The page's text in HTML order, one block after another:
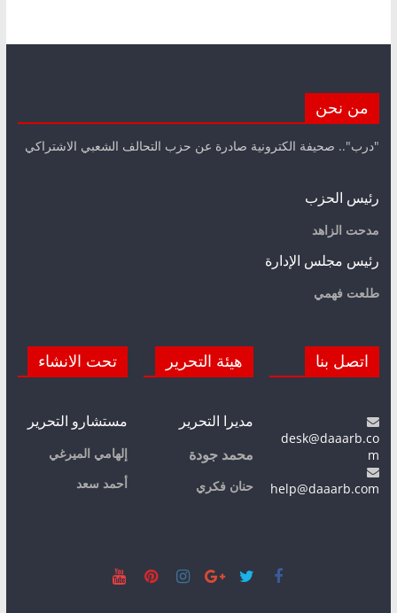
من نحن
"درب".. صحيفة الكترونية صادرة عن حزب التحالف الشعبي الاشتراكي
رئيس الحزب
مدحت الزاهد
رئيس مجلس الإدارة
طلعت فهمي
اتصل بنا
desk@daaarb.co
m
help@daaarb.com
هيئة التحرير
مديرا التحرير
محمد جودة
حنان فكري
تحت الانشاء
مستشارو التحرير
إلهامي الميرغي
أحمد سعد